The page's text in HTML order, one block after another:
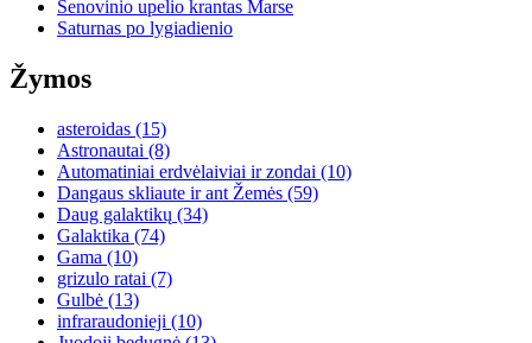
Senovinio upelio krantas Marse
Saturnas po lygiadienio
Žymos
asteroidas (15)
Astronautai (8)
Automatiniai erdvėlaiviai ir zondai (10)
Dangaus skliaute ir ant Žemės (59)
Daug galaktikų (34)
Galaktika (74)
Gama (10)
grizulo ratai (7)
Gulbė (13)
infraraudonieji (10)